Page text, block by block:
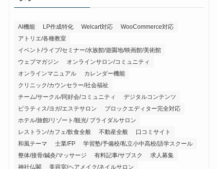
AI機能 LP作成特化 Welcart対応
WooCommerce対応
アトリエ/各種教室
イベント/ライブ/セミナー/水族館/遊園地/映画館/美術館
ウェブマガジン
オンラインサロン/コミュニティ
オンラインマニュアル
カレンダー機能
クリニック/カウンセラー/社会福祉
チーム/サークル/同好会/コミュニティ
デジタルコンテンツ
ピラティス/ヨガ/エステサロン
ブロックエディター完全対応
ホテル/旅館/リゾート/観光/ ブライダルサロン
レストラン/カフェ/飲食全般
不動産全般
口コミサイト
和風テーマ
士業/FP
学習塾/予備校/私立小中高校/語学スクール
整体/接骨/鍼灸/マッサージ
有料記事/サブスク
求人募集
神社仏閣
美容室/ヘアメイク/ネイルサロン